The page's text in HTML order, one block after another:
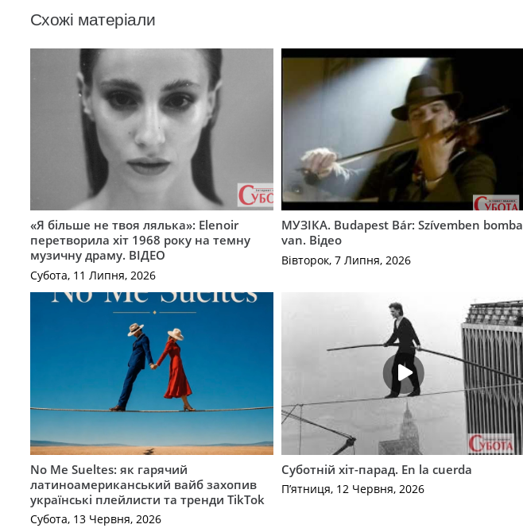
Схожі матеріали
«Я більше не твоя лялька»: Elenoir
перетворила хіт 1968 року на темну
музичну драму. ВІДЕО
Субота, 11 Липня, 2026
МУЗІКА. Budapest Bár: Szívemben bomba
van. Відео
Вівторок, 7 Липня, 2026
No Me Sueltes: як гарячий
латиноамериканський вайб захопив
українські плейлисти та тренди TikTok
Субота, 13 Червня, 2026
Суботній хіт-парад. En la cuerda
П’ятниця, 12 Червня, 2026